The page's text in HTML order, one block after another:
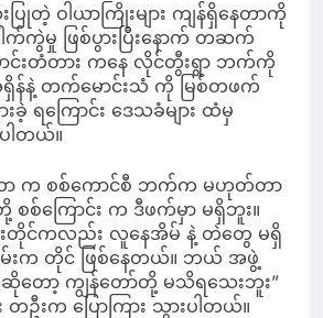
ြုတဲ့ ဝါယာကြိုးများ ကျန်ရှိနေတာကို
ါက်ကွဲမှု ဖြစ်ပွားပြီးနောက် တဆက်
င်းတံတား ကနေ လိုင်တွီးရွာ ဘက်ကို
နဲ့ တက်မောင်းသံ ကို မြစ်တဖက်
းခဲ့ ရကြောင်း ဒေသခံများ ထံမှ
တယ်။
တာ က စစ်ကောင်စီ ဘက်က မဟုတ်တာ
စ်ကြောင်း က ဒီဖက်မှာ မရှိဘူး။
တိုင်ကလည်း လူနေအိမ် နဲ့ တဲတွေ မရှိ
းက တိုင် ဖြစ်နေတယ်။ ဘယ် အဖွဲ့
တော့ ကျွန်တော်တို့ မသိရသေးဘူး”
ဦးက ပြောကြား သွားပါတယ်။